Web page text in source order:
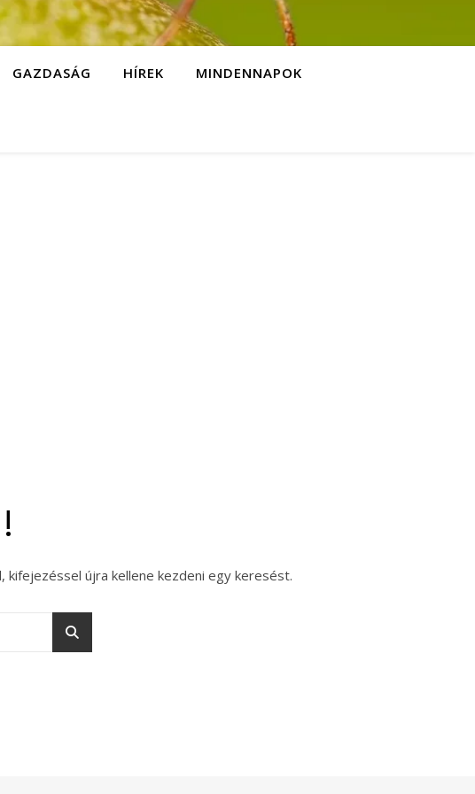
GAZDASÁG HÍREK MINDENNAPOK
kifejezéssel újra kellene kezdeni egy keresést.